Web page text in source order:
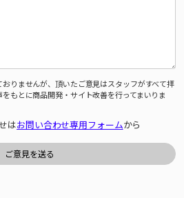
りませんが、頂いたご意見はスタッフがすべて拝
もとに商品開発・サイト改善を行ってまいりま
はお問い合わせ専用フォームから